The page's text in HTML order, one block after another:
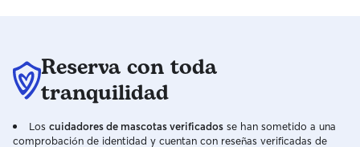
Reserva con toda
tranquilidad
Los cuidadores de mascotas verificados se han sometido a una
comprobación de identidad y cuentan con reseñas verificadas de